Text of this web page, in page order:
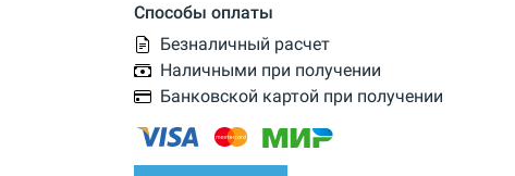
Способы оплаты
Безналичный расчет
Наличными при получении
Банковской картой при получении